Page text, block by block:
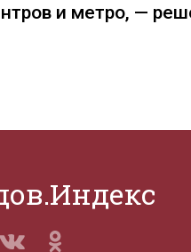
и метро, —